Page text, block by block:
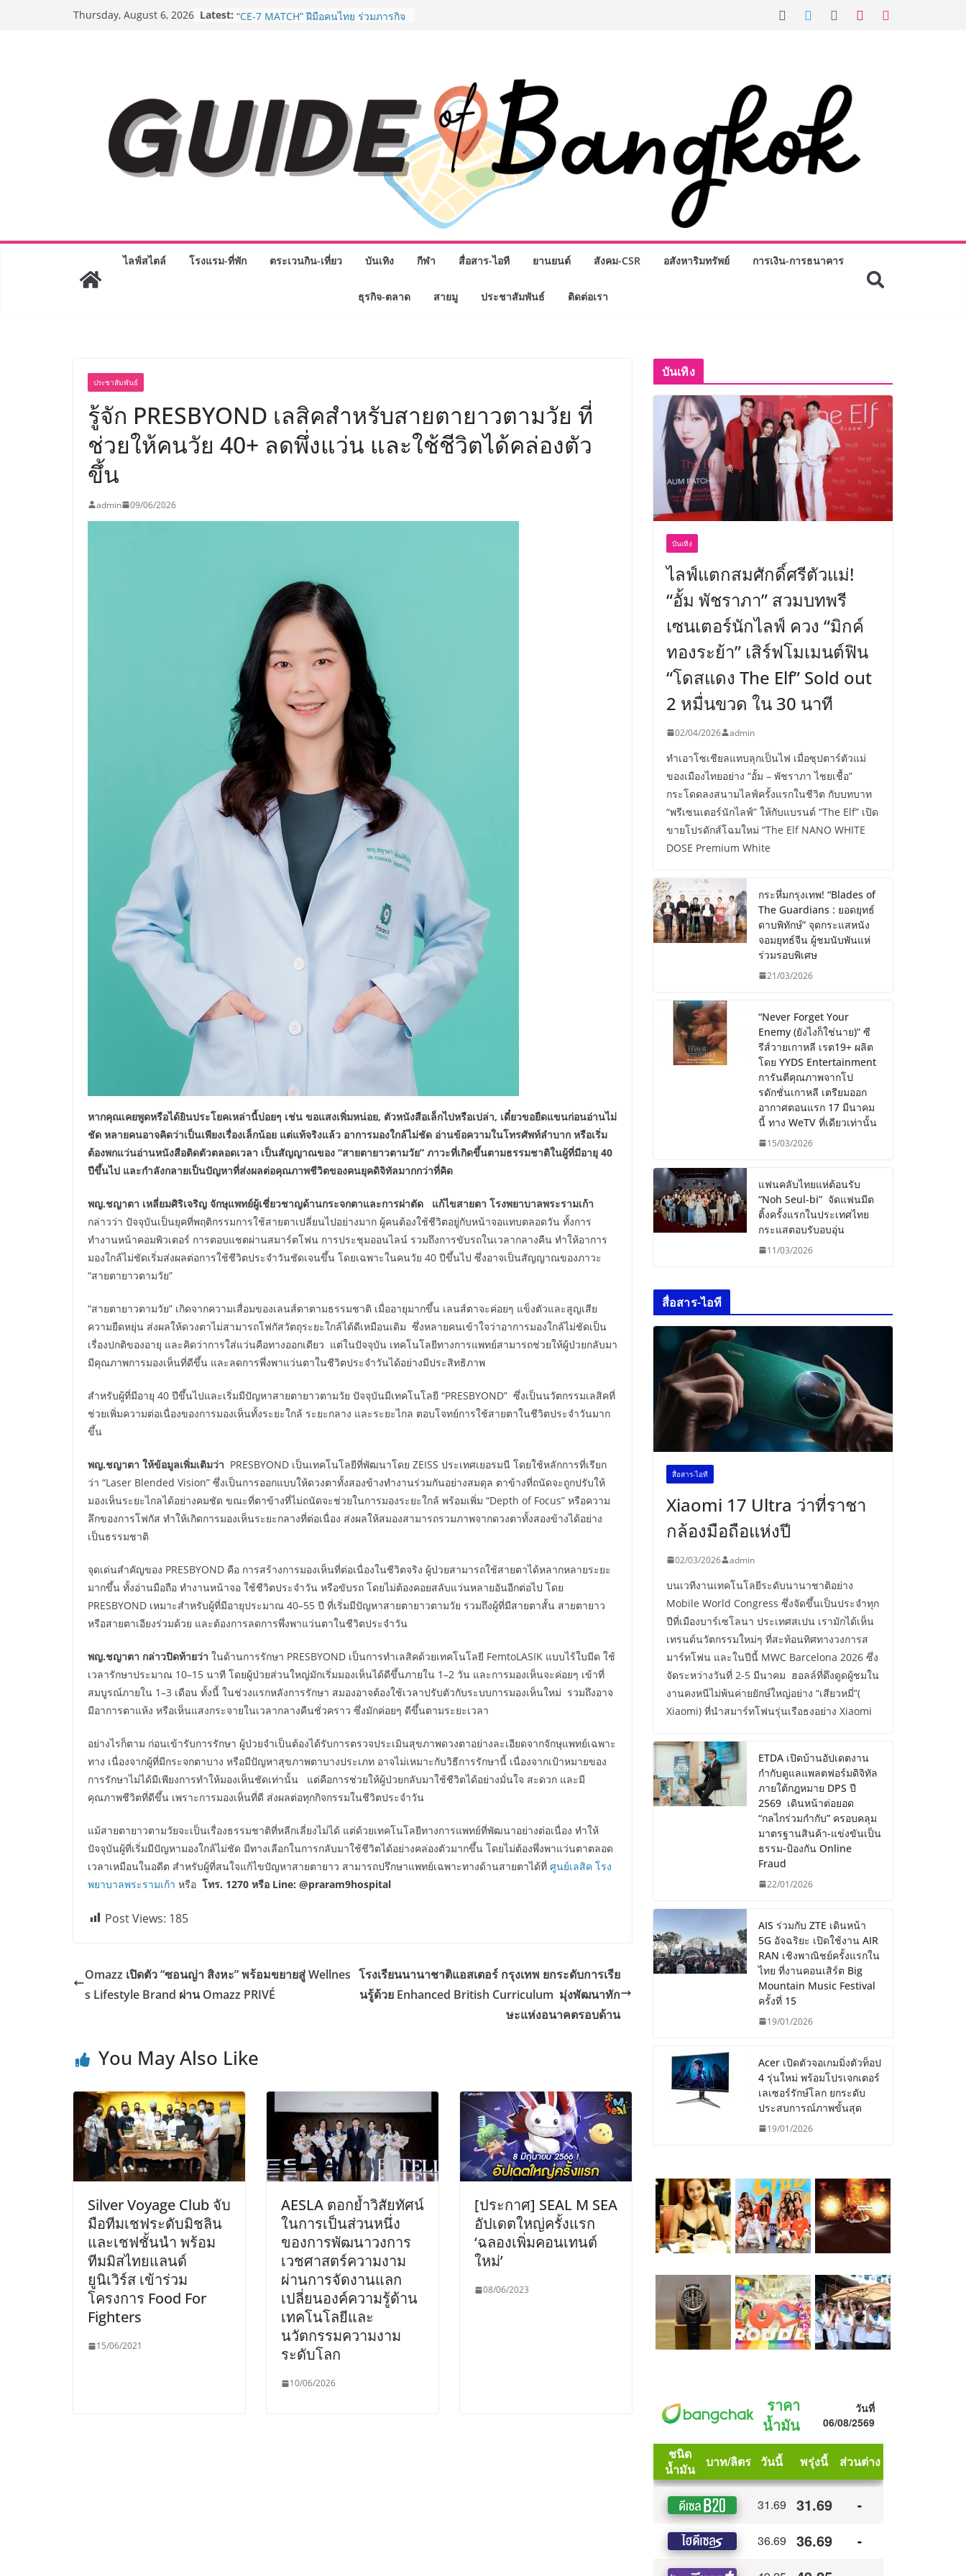
Thursday, August 6, 2026 Latest: ครั้งแรกของไทย ส่งอุปกรณ์วิทยาศาสตร์
Experience-driven Loyalty พลิก
“ประสบการณ์” สู่แรงขับเคลื่อนการใช้
จ่าย ผสาน Ecosystem ที่แข็งแกร่งของ
กลุ่มเซ็นทรัล สร้างยอดขายสูงสุดในรอบ
3 ปี
กรมการท่องเที่ยวเดินหน้าสร้าง Green
Coach รุ่นใหม่ ขับเคลื่อนการท่องเที่ยว
ไทยสู่มาตรฐานสากล ภายใต้ Thailand
“BIO TRADE CONNECT 2026” ยก
ระดับผลิตภัณฑ์ท้องถิ่นสู่ตลาดเชิง
สด ดอกไม้ประดิษฐ์ พวงมาลัย และสังฆ
ไลฟ์สไตล์ โรงแรม-ที่พัก ตระเวนกิน-เที่ยว บันเทิง กีฬา สื่อสาร-ไอที ยานยนต์ สังคม-CSR อสังหาริมทรัพย์ การเงิน-การธนาคาร
ธุรกิจ-ตลาด สายมู ประชาสัมพันธ์ ติดต่อเรา
ประชาสัมพันธ์
รู้จัก PRESBYOND เลสิคสำหรับสายตายาวตามวัย ที่
ช่วยให้คนวัย 40+ ลดพึ่งแว่น และใช้ชีวิตได้คล่องตัว
ขึ้น
admin 09/06/2026
หากคุณเคยพูดหรือได้ยินประโยคเหล่านี้บ่อยๆ เช่น ขอแสงเพิ่มหน่อย, ตัวหนังสือเล็กไปหรือเปล่า, เดี๋ยวขอยืดแขนก่อนอ่านไม่
ชัด หลายคนอาจคิดว่าเป็นเพียงเรื่องเล็กน้อย แต่แท้จริงแล้ว อาการมองใกล้ไม่ชัด อ่านข้อความในโทรศัพท์ลำบาก หรือเริ่ม
ต้องพกแว่นอ่านหนังสือติดตัวตลอดเวลา เป็นสัญญาณของ “สายตายาวตามวัย” ภาวะที่เกิดขึ้นตามธรรมชาติในผู้ที่มีอายุ 40
ปีขึ้นไป และกำลังกลายเป็นปัญหาที่ส่งผลต่อคุณภาพชีวิตของคนยุคดิจิทัลมากกว่าที่คิด
พญ.ชญาตา เหลี่ยมศิริเจริญ จักษุแพทย์ผู้เชี่ยวชาญด้านกระจกตาและการผ่าตัด แก้ไขสายตา โรงพยาบาลพระรามเก้า
กล่าวว่า ปัจจุบันเป็นยุคที่พฤติกรรมการใช้สายตาเปลี่ยนไปอย่างมาก ผู้คนต้องใช้ชีวิตอยู่กับหน้าจอแทบตลอดวัน ทั้งการ
ทำงานหน้าคอมพิวเตอร์ การตอบแชตผ่านสมาร์ตโฟน การประชุมออนไลน์ รวมถึงการขับรถในเวลากลางคืน ทำให้อาการ
มองใกล้ไม่ชัดเริ่มส่งผลต่อการใช้ชีวิตประจำวันชัดเจนขึ้น โดยเฉพาะในคนวัย 40 ปีขึ้นไป ซึ่งอาจเป็นสัญญาณของภาวะ
“สายตายาวตามวัย”
“สายตายาวตามวัย” เกิดจากความเสื่อมของเลนส์ตาตามธรรมชาติ เมื่ออายุมากขึ้น เลนส์ตาจะค่อยๆ แข็งตัวและสูญเสีย
ความยืดหยุ่น ส่งผลให้ดวงตาไม่สามารถโฟกัสวัตถุระยะใกล้ได้ดีเหมือนเดิม ซึ่งหลายคนเข้าใจว่าอาการมองใกล้ไม่ชัดเป็น
เรื่องปกติของอายุ และคิดว่าการใส่แว่นคือทางออกเดียว แต่ในปัจจุบัน เทคโนโลยีทางการแพทย์สามารถช่วยให้ผู้ป่วยกลับมา
มีคุณภาพการมองเห็นที่ดีขึ้น และลดการพึ่งพาแว่นตาในชีวิตประจำวันได้อย่างมีประสิทธิภาพ
สำหรับผู้ที่มีอายุ 40 ปีขึ้นไปและเริ่มมีปัญหาสายตายาวตามวัย ปัจจุบันมีเทคโนโลยี “PRESBYOND” ซึ่งเป็นนวัตกรรมเลสิคที่
ช่วยเพิ่มความต่อเนื่องของการมองเห็นทั้งระยะใกล้ ระยะกลาง และระยะไกล ตอบโจทย์การใช้สายตาในชีวิตประจำวันมาก
ขึ้น
พญ.ชญาตา ให้ข้อมูลเพิ่มเติมว่า PRESBYOND เป็นเทคโนโลยีที่พัฒนาโดย ZEISS ประเทศเยอรมนี โดยใช้หลักการที่เรียก
ว่า “Laser Blended Vision” ซึ่งเป็นการออกแบบให้ดวงตาทั้งสองข้างทำงานร่วมกันอย่างสมดุล ตาข้างที่ถนัดจะถูกปรับให้
มองเห็นระยะไกลได้อย่างคมชัด ขณะที่ตาข้างที่ไม่ถนัดจะช่วยในการมองระยะใกล้ พร้อมเพิ่ม “Depth of Focus” หรือความ
ลึกของการโฟกัส ทำให้เกิดการมองเห็นระยะกลางที่ต่อเนื่อง ส่งผลให้สมองสามารถรวมภาพจากดวงตาทั้งสองข้างได้อย่าง
เป็นธรรมชาติ
จุดเด่นสำคัญของ PRESBYOND คือ การสร้างการมองเห็นที่ต่อเนื่องในชีวิตจริง ผู้ป่วยสามารถใช้สายตาได้หลากหลายระยะ
มากขึ้น ทั้งอ่านมือถือ ทำงานหน้าจอ ใช้ชีวิตประจำวัน หรือขับรถ โดยไม่ต้องคอยสลับแว่นหลายอันอีกต่อไป โดย
PRESBYOND เหมาะสำหรับผู้ที่มีอายุประมาณ 40–55 ปี ที่เริ่มมีปัญหาสายตายาวตามวัย รวมถึงผู้ที่มีสายตาสั้น สายตายาว
หรือสายตาเอียงร่วมด้วย และต้องการลดการพึ่งพาแว่นตาในชีวิตประจำวัน
พญ.ชญาตา กล่าวปิดท้ายว่า ในด้านการรักษา PRESBYOND เป็นการทำเลสิคด้วยเทคโนโลยี FemtoLASIK แบบไร้ใบมีด ใช้
เวลารักษาประมาณ 10–15 นาที โดยผู้ป่วยส่วนใหญ่มักเริ่มมองเห็นได้ดีขึ้นภายใน 1–2 วัน และการมองเห็นจะค่อยๆ เข้าที่
สมบูรณ์ภายใน 1–3 เดือน ทั้งนี้ ในช่วงแรกหลังการรักษา สมองอาจต้องใช้เวลาปรับตัวกับระบบการมองเห็นใหม่ รวมถึงอาจ
มีอาการตาแห้ง หรือเห็นแสงกระจายในเวลากลางคืนชั่วคราว ซึ่งมักค่อยๆ ดีขึ้นตามระยะเวลา
อย่างไรก็ตาม ก่อนเข้ารับการรักษา ผู้ป่วยจำเป็นต้องได้รับการตรวจประเมินสุขภาพดวงตาอย่างละเอียดจากจักษุแพทย์เฉพาะ
ทาง เนื่องจากผู้ที่มีกระจกตาบาง หรือมีปัญหาสุขภาพตาบางประเภท อาจไม่เหมาะกับวิธีการรักษานี้ เนื่องจากเป้าหมายของ
การรักษาไม่ได้มีเพียงการทำให้มองเห็นชัดเท่านั้น แต่คือการช่วยให้ผู้ป่วยกลับมาใช้ชีวิตได้อย่างมั่นใจ สะดวก และมี
คุณภาพชีวิตที่ดีขึ้น เพราะการมองเห็นที่ดี ส่งผลต่อทุกกิจกรรมในชีวิตประจำวัน
แม้สายตายาวตามวัยจะเป็นเรื่องธรรมชาติที่หลีกเลี่ยงไม่ได้ แต่ด้วยเทคโนโลยีทางการแพทย์ที่พัฒนาอย่างต่อเนื่อง ทำให้
ปัจจุบันผู้ที่เริ่มมีปัญหามองใกล้ไม่ชัด มีทางเลือกในการกลับมาใช้ชีวิตได้อย่างคล่องตัวมากขึ้น โดยไม่ต้องพึ่งพาแว่นตาตลอด
เวลาเหมือนในอดีต สำหรับผู้ที่สนใจแก้ไขปัญหาสายตายาว สามารถปรึกษาแพทย์เฉพาะทางด้านสายตาได้ที่ ศูนย์เลสิค โรง
พยาบาลพระรามเก้า หรือ โทร. 1270 หรือ Line: @praram9hospital
Post Views: 185
Omazz เปิดตัว “ซอนญ่า สิงหะ” พร้อมขยายสู่ Wellnes
s Lifestyle Brand ผ่าน Omazz PRIVÉ
โรงเรียนนานาชาติแอสเตอร์ กรุงเทพ ยกระดับการเรีย
นรู้ด้วย Enhanced British Curriculum มุ่งพัฒนาทัก
ษะแห่งอนาคตรอบด้าน
You May Also Like
Silver Voyage Club จับ
มือทีมเชฟระดับมิชลิน
และเชฟชั้นนำ พร้อม
ทีมมิสไทยแลนด์
ยูนิเวิร์ส เข้าร่วม
โครงการ Food For
Fighters
15/06/2021
AESLA ตอกย้ำวิสัยทัศน์
ในการเป็นส่วนหนึ่ง
ของการพัฒนาวงการ
เวชศาสตร์ความงาม
ผ่านการจัดงานแลก
เปลี่ยนองค์ความรู้ด้าน
เทคโนโลยีและ
นวัตกรรมความงาม
ระดับโลก
10/06/2026
[ประกาศ] SEAL M SEA
อัปเดตใหญ่ครั้งแรก
‘ฉลองเพิ่มคอนเทนต์
ใหม่’
08/06/2023
บันเทิง
บันเทิง
ไลฟ์แตกสมศักดิ์ศรีตัวแม่!
“อั้ม พัชราภา” สวมบทพรี
เซนเตอร์นักไลฟ์ ควง “มิกค์
ทองระย้า” เสิร์ฟโมเมนต์ฟิน
“โดสแดง The Elf” Sold out
2 หมื่นขวด ใน 30 นาที
02/04/2026 admin
ทำเอาโซเชียลแทบลุกเป็นไฟ เมื่อซุปตาร์ตัวแม่
ของเมืองไทยอย่าง “อั้ม – พัชราภา ไชยเชื้อ”
กระโดดลงสนามไลฟ์ครั้งแรกในชีวิต กับบทบาท
“พรีเซนเตอร์นักไลฟ์” ให้กับแบรนด์ “The Elf” เปิด
ขายโปรดักส์โฉมใหม่ “The Elf NANO WHITE
DOSE Premium White
กระหึ่มกรุงเทพ! “Blades of
The Guardians : ยอดยุทธ์
ดาบพิทักษ์” จุดกระแสหนัง
จอมยุทธ์จีน ผู้ชมนับพันแห่
ร่วมรอบพิเศษ
21/03/2026
“Never Forget Your
Enemy (ยังไงก็ใช่นาย)” ซี
รีส์วายเกาหลี เรต19+ ผลิต
โดย YYDS Entertainment
การันตีคุณภาพจากโป
รดักชั่นเกาหลี เตรียมออก
อากาศตอนแรก 17 มีนาคม
นี้ ทาง WeTV ที่เดียวเท่านั้น
15/03/2026
แฟนคลับไทยแห่ต้อนรับ
“Noh Seul-bi” จัดแฟนมีต
ติ้งครั้งแรกในประเทศไทย
กระแสตอบรับอบอุ่น
11/03/2026
สื่อสาร-ไอที
สื่อสาร-ไอที
Xiaomi 17 Ultra ว่าที่ราชา
กล้องมือถือแห่งปี
02/03/2026 admin
บนเวทีงานเทคโนโลยีระดับนานาชาติอย่าง
Mobile World Congress ซึ่งจัดขึ้นเป็นประจำทุก
ปีที่เมืองบาร์เซโลนา ประเทศสเปน เรามักได้เห็น
เทรนด์นวัตกรรมใหม่ๆ ที่สะท้อนทิศทางวงการส
มาร์ทโฟน และในปีนี้ MWC Barcelona 2026 ซึ่ง
จัดระหว่างวันที่ 2-5 มีนาคม ฮอลล์ที่ดึงดูดผู้ชมใน
งานคงหนีไม่พ้นค่ายยักษ์ใหญ่อย่าง “เสียวหมี่”(
Xiaomi) ที่นำสมาร์ทโฟนรุ่นเรือธงอย่าง Xiaomi
ETDA เปิดบ้านอัปเดตงาน
กำกับดูแลแพลตฟอร์มดิจิทัล
ภายใต้กฎหมาย DPS ปี
2569 เดินหน้าต่อยอด
“กลไกร่วมกำกับ” ครอบคลุม
มาตรฐานสินค้า-แข่งขันเป็น
ธรรม-ป้องกัน Online
Fraud
22/01/2026
AIS ร่วมกับ ZTE เดินหน้า
5G อัจฉริยะ เปิดใช้งาน AIR
RAN เชิงพาณิชย์ครั้งแรกใน
ไทย ที่งานคอนเสิร์ต Big
Mountain Music Festival
ครั้งที่ 15
19/01/2026
Acer เปิดตัวจอเกมมิ่งตัวท็อป
4 รุ่นใหม่ พร้อมโปรเจกเตอร์
เลเซอร์รักษ์โลก ยกระดับ
ประสบการณ์ภาพขั้นสุด
19/01/2026